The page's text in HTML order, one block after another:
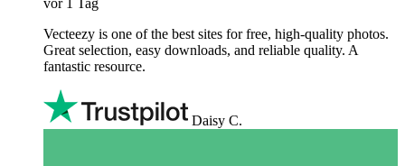
Vecteezy is one of the best sites for free, high‑quality photos.
Great selection, easy downloads, and reliable quality. A
fantastic resource.
Daisy C.